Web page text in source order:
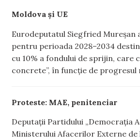
Moldova și UE
Eurodeputatul Siegfried Mureșan
pentru perioada 2028–2034
cu 10% a fondului de sprijin, care
concrete”, în funcție de
Proteste: MAE, penitenciar
Deputații Partidului „Democrația
Ministerului Afacerilor Externe